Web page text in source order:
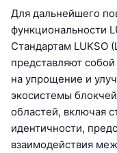
Для дальнейшего
функциональности
Стандартам LUKSO
представляют
на упрощение и
экосистемы
областей, включая
идентичности,
взаимодействия